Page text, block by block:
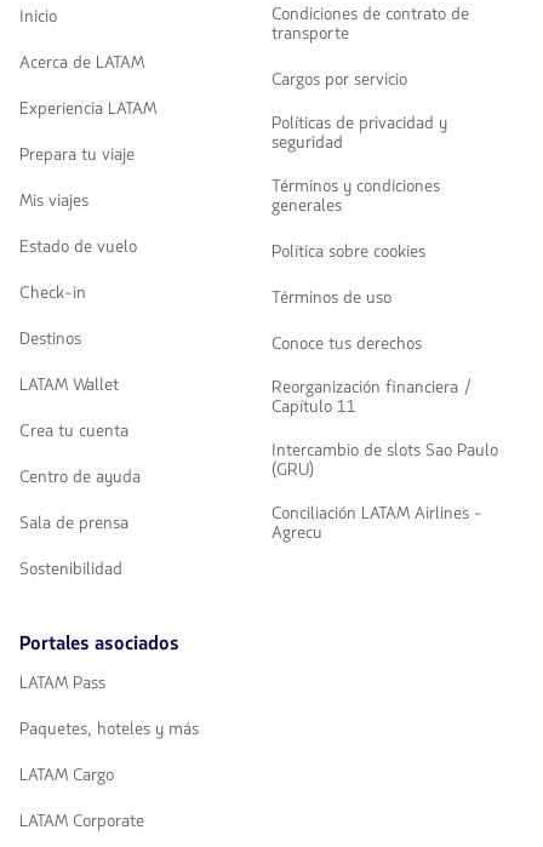
Inicio
Acerca de LATAM
Experiencia LATAM
Prepara tu viaje
Mis viajes
Estado de vuelo
Check-in
Destinos
LATAM Wallet
Crea tu cuenta
Centro de ayuda
Sala de prensa
Sostenibilidad
Condiciones de contrato de
transporte
Cargos por servicio
Políticas de privacidad y
seguridad
Términos y condiciones
generales
Política sobre cookies
Términos de uso
Conoce tus derechos
Reorganización financiera /
Capítulo 11
Intercambio de slots Sao Paulo
(GRU)
Conciliación LATAM Airlines -
Agrecu
Portales asociados
LATAM Pass
Paquetes, hoteles y más
LATAM Cargo
LATAM Corporate